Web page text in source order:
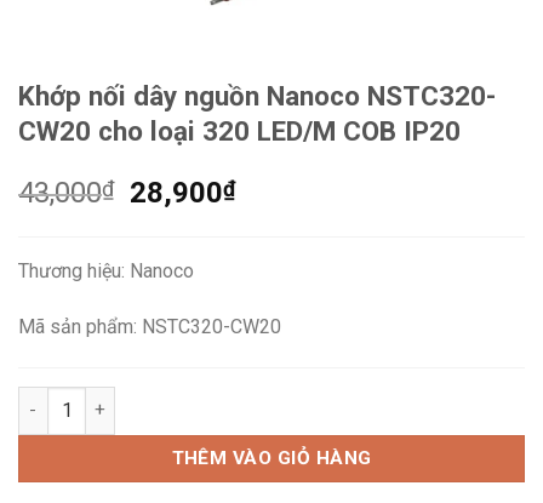
Khớp nối dây nguồn Nanoco NSTC320-
CW20 cho loại 320 LED/M COB IP20
43,000₫
Giá
43,000₫.
28,900₫Giá
Thương hiệu: Nanoco
Mã sản phẩm: NSTC320-CW20
Khớp nối dây nguồn Nanoco NSTC320-CW20 cho loại 320
THÊM VÀO GIỎ HÀNG